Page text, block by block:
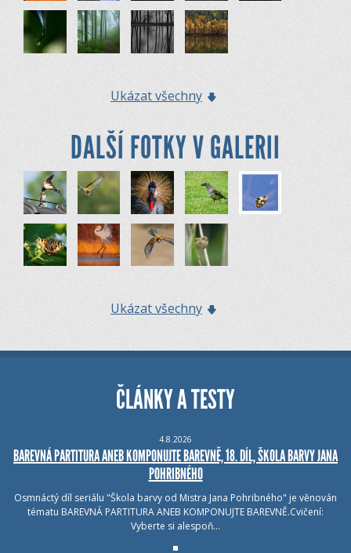
Ukázat všechny
DALŠÍ FOTKY V GALERII
Ukázat všechny
ČLÁNKY A TESTY
4.8.2026
BAREVNÁ PARTITURA ANEB KOMPONUJTE BAREVNĚ, 18. DÍL, ŠKOLA BARVY JANA
POHRIBNÉHO
Osmnáctý díl seriálu "Škola barvy od Mistra Jana Pohribného" je věnován
tématu BAREVNÁ PARTITURA ANEB KOMPONUJTE BAREVNĚ.Cvičení:
Vyberte si alespoň…